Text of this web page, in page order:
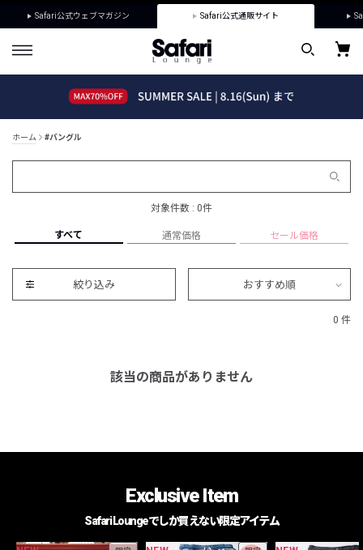
Safari公式ウェブマガジン Safari公式通販サイト
ホーム #バングル
対象件数 : 0件
すべて 通常価格 セール価格
絞り込み おすすめ順
0 件
該当の商品がありません
Exclusive Item
Safari Loungeでしか買えない限定アイテム